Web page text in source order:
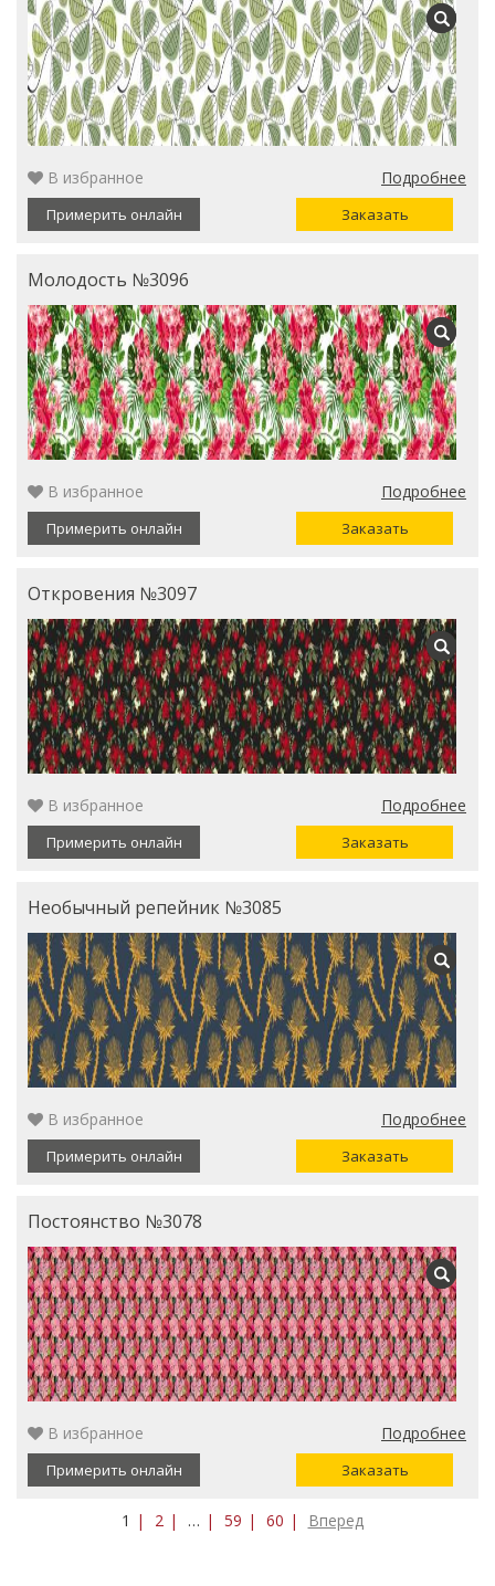
В избранное Подробнее
Примерить онлайн Заказать
Молодость №3096
В избранное Подробнее
Примерить онлайн Заказать
Откровения №3097
В избранное Подробнее
Примерить онлайн Заказать
Необычный репейник №3085
В избранное Подробнее
Примерить онлайн Заказать
Постоянство №3078
В избранное Подробнее
Примерить онлайн Заказать
1 2 … 59 60 Вперед